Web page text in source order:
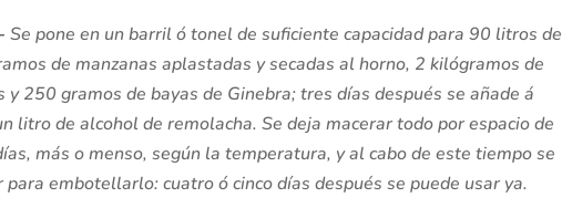
Se pone en un barril ó tonel de suficiente capacidad para 90 litros de
de manzanas aplastadas y secadas al horno, 2 kilógramos de
y 250 gramos de bayas de Ginebra; tres días después se añade á
litro de alcohol de remolacha. Se deja macerar todo por espacio de
más o menso, según la temperatura, y al cabo de este tiempo se
embotellarlo: cuatro ó cinco días después se puede usar ya.